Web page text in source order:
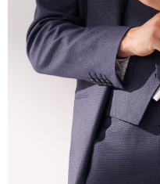
所提供，並由 AFTEE 向您收取
含但不限於訂購人姓名、電話，
AFTEE 於本服務必要服務範圍內
處理、利用，詳參 AFTEE 官網
https://aftee.tw/privacypolicy/
若款項超過繳費期限，將根據當
未成年的使用者，請事先徵得法
若您對於個人資料之處理、利用
繫恩沛科技股份有限公司。若您
要之購買訂單資訊提供予 AFTEE